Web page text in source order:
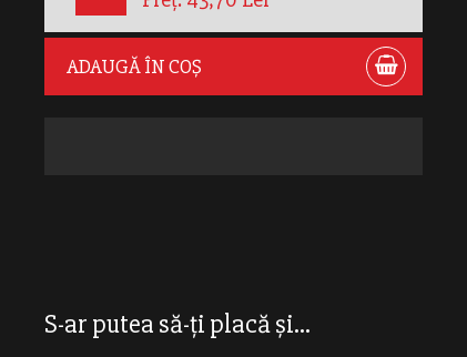
ADAUGĂ ÎN COȘ
S-ar putea să-ți placă și...